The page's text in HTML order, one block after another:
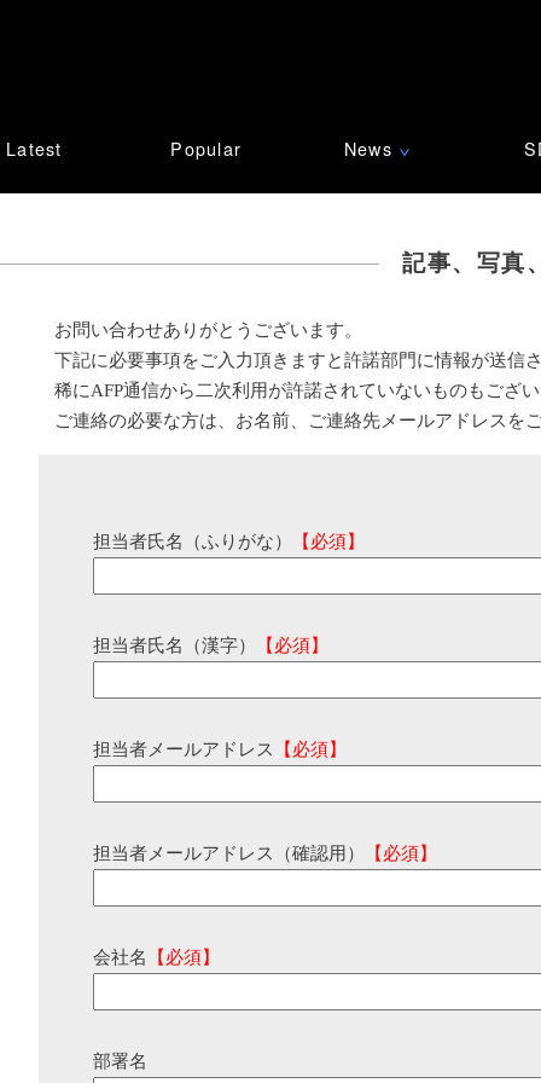
Latest Popular News ∨
記事、写真
お問い合わせありがとうございます。
下記に必要事項をご入力頂きますと許諾部門に情報が送信
稀にAFP通信から二次利用が許諾されていないものもござ
ご連絡の必要な方は、お名前、ご連絡先メールアドレスを
担当者氏名（ふりがな） 【必須】
担当者氏名（漢字） 【必須】
担当者メールアドレス 【必須】
担当者メールアドレス（確認用） 【必須】
会社名 【必須】
部署名